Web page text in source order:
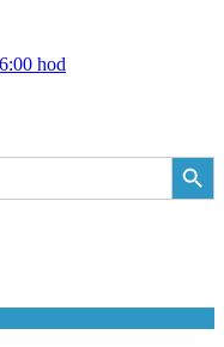
hod
Search Button